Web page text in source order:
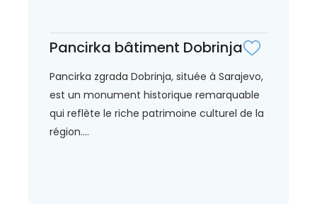
Pancirka bâtiment Dobrinja
Pancirka zgrada Dobrinja, située à Sarajevo,
est un monument historique remarquable
qui reflète le riche patrimoine culturel de la
région....